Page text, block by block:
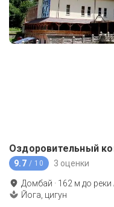
Оздоровительный
9.7 / 10 3 оценки
Домбай · 162 м до
Йога, цигун